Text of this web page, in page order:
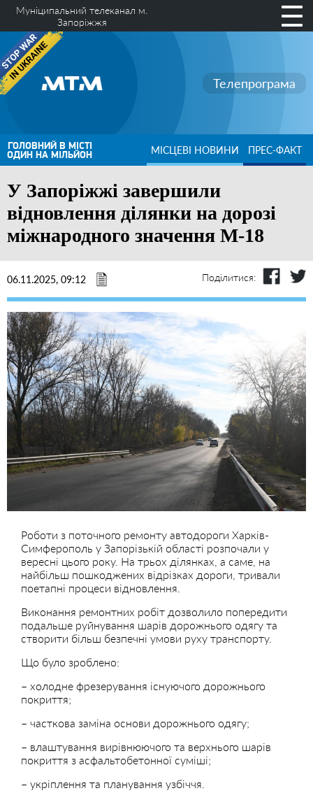
Муніципальний телеканал м.
Запоріжжя
Телепрограма
ГОЛОВНИЙ В МІСТІ
ОДИН НА МІЛЬЙОН МІСЦЕВІ НОВИНИ ПРЕС-ФАКТ
У Запоріжжі завершили
відновлення ділянки на дорозі
міжнародного значення М-18
06.11.2025, 09:12 Поділитися:
Роботи з поточного ремонту автодороги Харків-
Симферополь у Запорізькій області розпочали у
вересні цього року. На трьох ділянках, а саме, на
найбільш пошкоджених відрізках дороги, тривали
поетапні процеси відновлення.
Виконання ремонтних робіт дозволило попередити
подальше руйнування шарів дорожнього одягу та
створити більш безпечні умови руху транспорту.
Що було зроблено:
– холодне фрезерування існуючого дорожнього
покриття;
– часткова заміна основи дорожнього одягу;
– влаштування вирівнюючого та верхнього шарів
покриття з асфальтобетонної суміші;
– укріплення та планування узбіччя.